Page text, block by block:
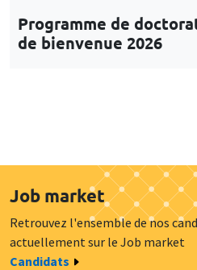
Programme de
de bienvenue 2026
Job market
Retrouvez l'ensemble de nos
actuellement sur le Job market
Candidats